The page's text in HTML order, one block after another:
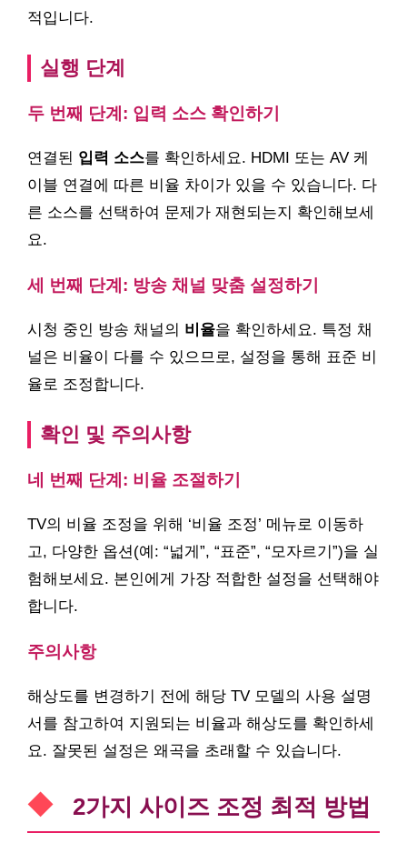
적입니다.
실행 단계
두 번째 단계: 입력 소스 확인하기
연결된 입력 소스를 확인하세요. HDMI 또는 AV 케
이블 연결에 따른 비율 차이가 있을 수 있습니다. 다
른 소스를 선택하여 문제가 재현되는지 확인해보세
요.
세 번째 단계: 방송 채널 맞춤 설정하기
시청 중인 방송 채널의 비율을 확인하세요. 특정 채
널은 비율이 다를 수 있으므로, 설정을 통해 표준 비
율로 조정합니다.
확인 및 주의사항
네 번째 단계: 비율 조절하기
TV의 비율 조정을 위해 ‘비율 조정’ 메뉴로 이동하
고, 다양한 옵션(예: “넓게”, “표준”, “모자르기”)을 실
험해보세요. 본인에게 가장 적합한 설정을 선택해야
합니다.
주의사항
해상도를 변경하기 전에 해당 TV 모델의 사용 설명
서를 참고하여 지원되는 비율과 해상도를 확인하세
요. 잘못된 설정은 왜곡을 초래할 수 있습니다.
2가지 사이즈 조정 최적 방법